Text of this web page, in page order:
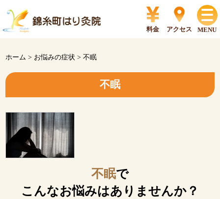
料金 アクセス MENU
ホーム > お悩みの症状 >不眠
不眠
不眠で
こんなお悩みはありませんか？